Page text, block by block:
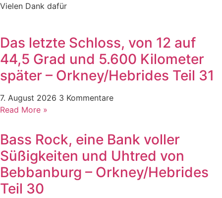
Vielen Dank dafür
Das letzte Schloss, von 12 auf
44,5 Grad und 5.600 Kilometer
später – Orkney/Hebrides Teil 31
7. August 2026 3 Kommentare
Read More »
Bass Rock, eine Bank voller
Süßigkeiten und Uhtred von
Bebbanburg – Orkney/Hebrides
Teil 30